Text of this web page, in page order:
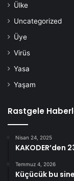
Ülke
Uncategorized
Üye
Virüs
Yasa
Yaşam
Rastgele
Nisan 24, 2025
KAKODER’den
Temmuz 4, 2026
Küçücük bu